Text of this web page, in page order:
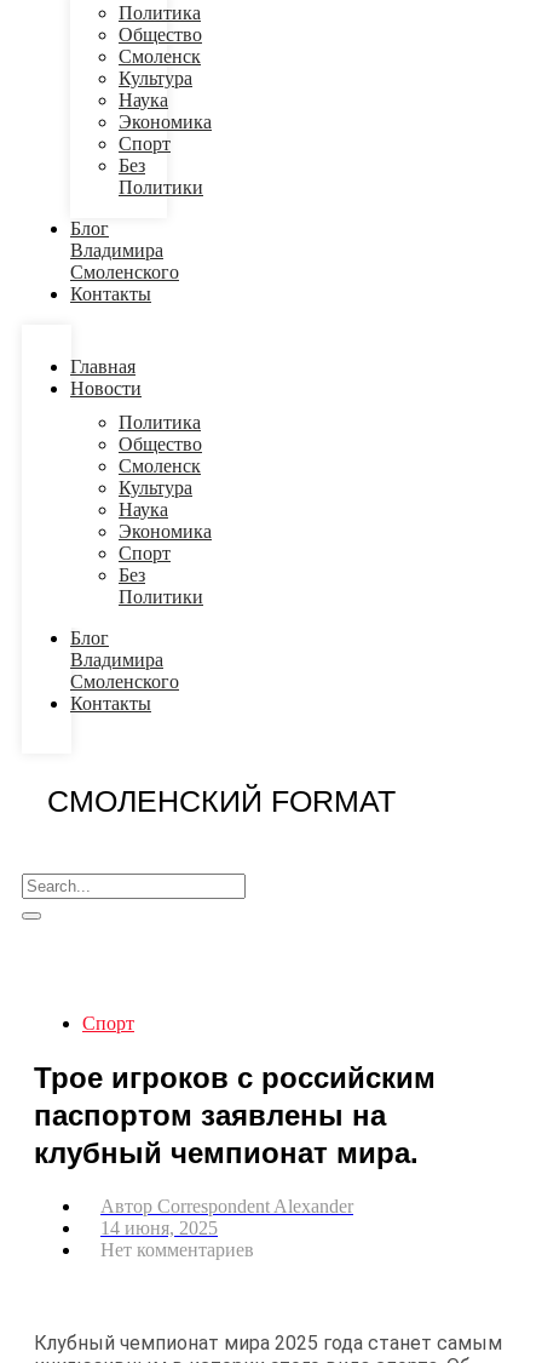
Политика
Общество
Смоленск
Культура
Наука
Экономика
Спорт
Без
Политики
Блог
Владимира
Смоленского
Контакты
Главная
Новости
Политика
Общество
Смоленск
Культура
Наука
Экономика
Спорт
Без
Политики
Блог
Владимира
Смоленского
Контакты
СМОЛЕНСКИЙ FORMAT
Спорт
Трое игроков с российским
паспортом заявлены на
клубный чемпионат мира.
Автор Correspondent Alexander
14 июня, 2025
Нет комментариев
Клубный чемпионат мира 2025 года станет самым